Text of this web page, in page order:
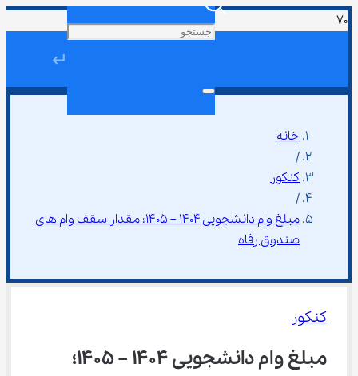
↵
خانه
/
کنکور
/
مبلغ وام دانشجویی 1404 – 1405؛ مقدار سقف وام های
صندوق رفاه
کنکور
مبلغ وام دانشجویی 1404 – 1405؛